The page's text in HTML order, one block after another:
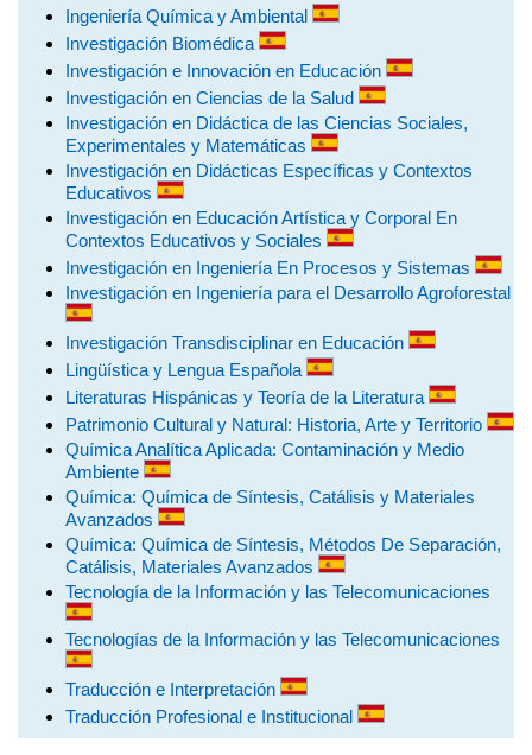
Ingeniería Química y Ambiental
Investigación Biomédica
Investigación e Innovación en Educación
Investigación en Ciencias de la Salud
Investigación en Didáctica de las Ciencias Sociales,
Experimentales y Matemáticas
Investigación en Didácticas Específicas y Contextos
Educativos
Investigación en Educación Artística y Corporal En
Contextos Educativos y Sociales
Investigación en Ingeniería En Procesos y Sistemas
Investigación en Ingeniería para el Desarrollo Agroforestal
Investigación Transdisciplinar en Educación
Lingüística y Lengua Española
Literaturas Hispánicas y Teoría de la Literatura
Patrimonio Cultural y Natural: Historia, Arte y Territorio
Química Analítica Aplicada: Contaminación y Medio
Ambiente
Química: Química de Síntesis, Catálisis y Materiales
Avanzados
Química: Química de Síntesis, Métodos De Separación,
Catálisis, Materiales Avanzados
Tecnología de la Información y las Telecomunicaciones
Tecnologías de la Información y las Telecomunicaciones
Traducción e Interpretación
Traducción Profesional e Institucional